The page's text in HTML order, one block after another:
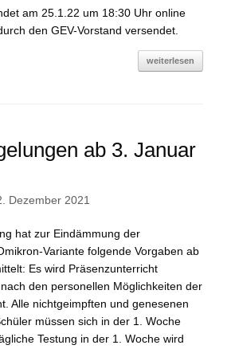
am 25.1.22 um 18:30 Uhr online
den GEV-Vorstand versendet.
weiterlesen
ab 3. Januar
Dezember 2021
hat zur Eindämmung der
Variante folgende Vorgaben ab
Es wird Präsenzunterricht
den personellen Möglichkeiten der
Alle nichtgeimpften und genesenen
müssen sich in der 1. Woche
Testung in der 1. Woche wird